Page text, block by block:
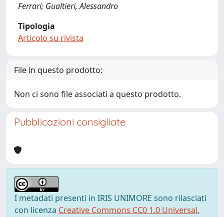
Ferrari; Gualtieri, Alessandro
Tipologia
Articolo su rivista
File in questo prodotto:
Non ci sono file associati a questo prodotto.
Pubblicazioni consigliate
I metadati presenti in IRIS UNIMORE sono rilasciati
con licenza Creative Commons CC0 1.0 Universal,